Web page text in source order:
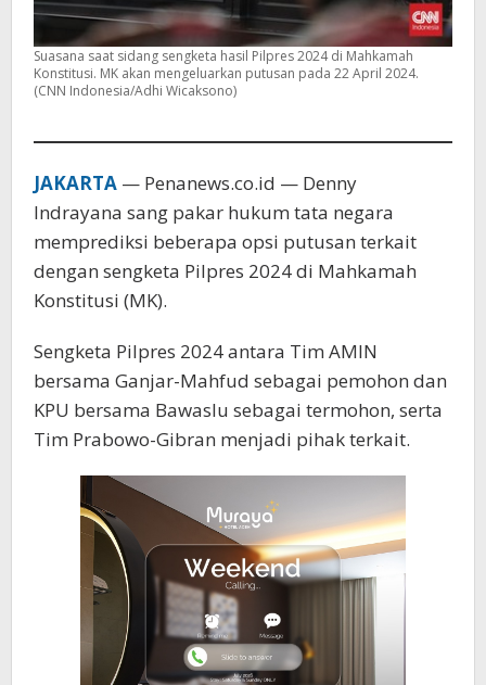
Suasana saat sidang sengketa hasil Pilpres 2024 di Mahkamah
Konstitusi. MK akan mengeluarkan putusan pada 22 April 2024.
(CNN Indonesia/Adhi Wicaksono)
JAKARTA — Penanews.co.id — Denny
Indrayana sang pakar hukum tata negara
memprediksi beberapa opsi putusan terkait
dengan sengketa Pilpres 2024 di Mahkamah
Konstitusi (MK).
Sengketa Pilpres 2024 antara Tim AMIN
bersama Ganjar-Mahfud sebagai pemohon dan
KPU bersama Bawaslu sebagai termohon, serta
Tim Prabowo-Gibran menjadi pihak terkait.